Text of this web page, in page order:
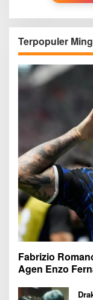
Terpopuler
Fabrizio
Agen Enzo